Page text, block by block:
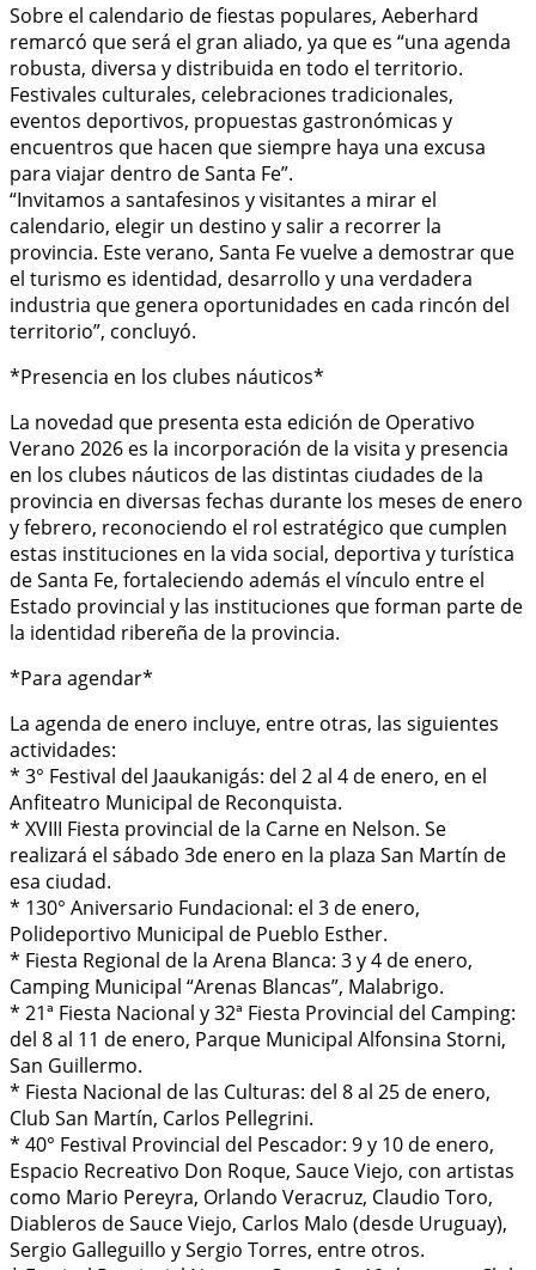
Sobre el calendario de fiestas populares, Aeberhard
remarcó que será el gran aliado, ya que es “una agenda
robusta, diversa y distribuida en todo el territorio.
Festivales culturales, celebraciones tradicionales,
eventos deportivos, propuestas gastronómicas y
encuentros que hacen que siempre haya una excusa
para viajar dentro de Santa Fe”.
“Invitamos a santafesinos y visitantes a mirar el
calendario, elegir un destino y salir a recorrer la
provincia. Este verano, Santa Fe vuelve a demostrar que
el turismo es identidad, desarrollo y una verdadera
industria que genera oportunidades en cada rincón del
territorio”, concluyó.
*Presencia en los clubes náuticos*
La novedad que presenta esta edición de Operativo
Verano 2026 es la incorporación de la visita y presencia
en los clubes náuticos de las distintas ciudades de la
provincia en diversas fechas durante los meses de enero
y febrero, reconociendo el rol estratégico que cumplen
estas instituciones en la vida social, deportiva y turística
de Santa Fe, fortaleciendo además el vínculo entre el
Estado provincial y las instituciones que forman parte de
la identidad ribereña de la provincia.
*Para agendar*
La agenda de enero incluye, entre otras, las siguientes
actividades:
* 3° Festival del Jaaukanigás: del 2 al 4 de enero, en el
Anfiteatro Municipal de Reconquista.
* XVIII Fiesta provincial de la Carne en Nelson. Se
realizará el sábado 3de enero en la plaza San Martín de
esa ciudad.
* 130° Aniversario Fundacional: el 3 de enero,
Polideportivo Municipal de Pueblo Esther.
* Fiesta Regional de la Arena Blanca: 3 y 4 de enero,
Camping Municipal “Arenas Blancas”, Malabrigo.
* 21ª Fiesta Nacional y 32ª Fiesta Provincial del Camping:
del 8 al 11 de enero, Parque Municipal Alfonsina Storni,
San Guillermo.
* Fiesta Nacional de las Culturas: del 8 al 25 de enero,
Club San Martín, Carlos Pellegrini.
* 40° Festival Provincial del Pescador: 9 y 10 de enero,
Espacio Recreativo Don Roque, Sauce Viejo, con artistas
como Mario Pereyra, Orlando Veracruz, Claudio Toro,
Diableros de Sauce Viejo, Carlos Malo (desde Uruguay),
Sergio Galleguillo y Sergio Torres, entre otros.